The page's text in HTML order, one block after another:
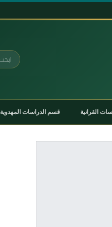
بحث
القرانية قسم الدراسات المهدوية